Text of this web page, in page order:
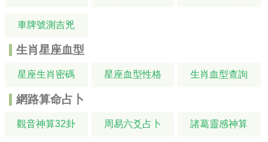
車牌號測吉兇
生肖星座血型
星座生肖密碼 星座血型性格 生肖血型查詢
網路算命占卜
觀音神算32卦 周易六爻占卜 諸葛靈感神算